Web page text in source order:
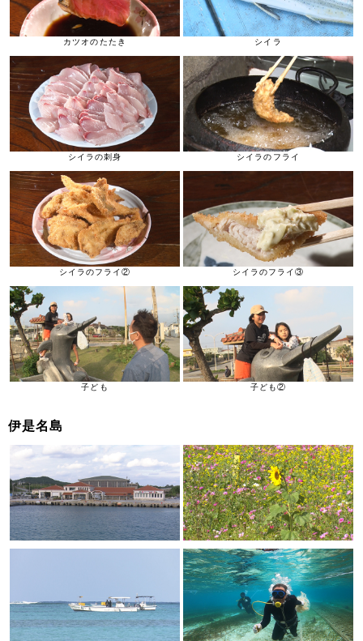
カツオのたたき シイラ
シイラの刺身 シイラのフライ
シイラのフライ② シイラのフライ③
子ども 子ども②
伊是名島